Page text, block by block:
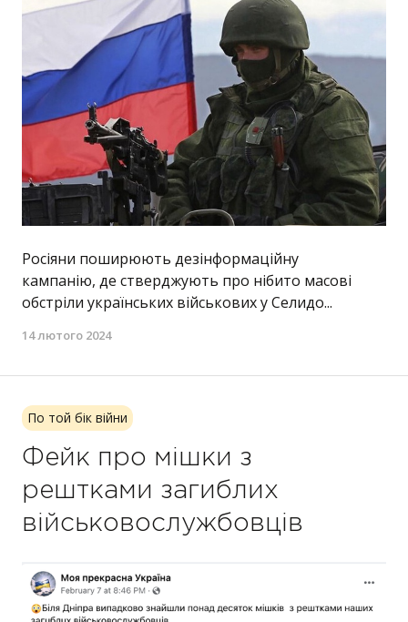
Росіяни поширюють дезінформаційну
кампанію, де стверджують про нібито масові
обстріли українських військових у Селидо...
14 лютого 2024
По той бік війни
Фейк про мішки з
рештками загиблих
військовослужбовців